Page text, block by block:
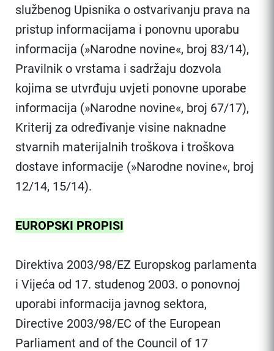
službenog Upisnika o ostvarivanju prava na
pristup informacijama i ponovnu uporabu
informacija (»Narodne novine«, broj 83/14),
Pravilnik o vrstama i sadržaju dozvola
kojima se utvrđuju uvjeti ponovne uporabe
informacija (»Narodne novine«, broj 67/17),
Kriterij za određivanje visine naknadne
stvarnih materijalnih troškova i troškova
dostave informacije (»Narodne novine«, broj
12/14, 15/14).
EUROPSKI PROPISI
Direktiva 2003/98/EZ Europskog parlamenta
i Vijeća od 17. studenog 2003. o ponovnoj
uporabi informacija javnog sektora,
Directive 2003/98/EC of the European
Parliament and of the Council of 17